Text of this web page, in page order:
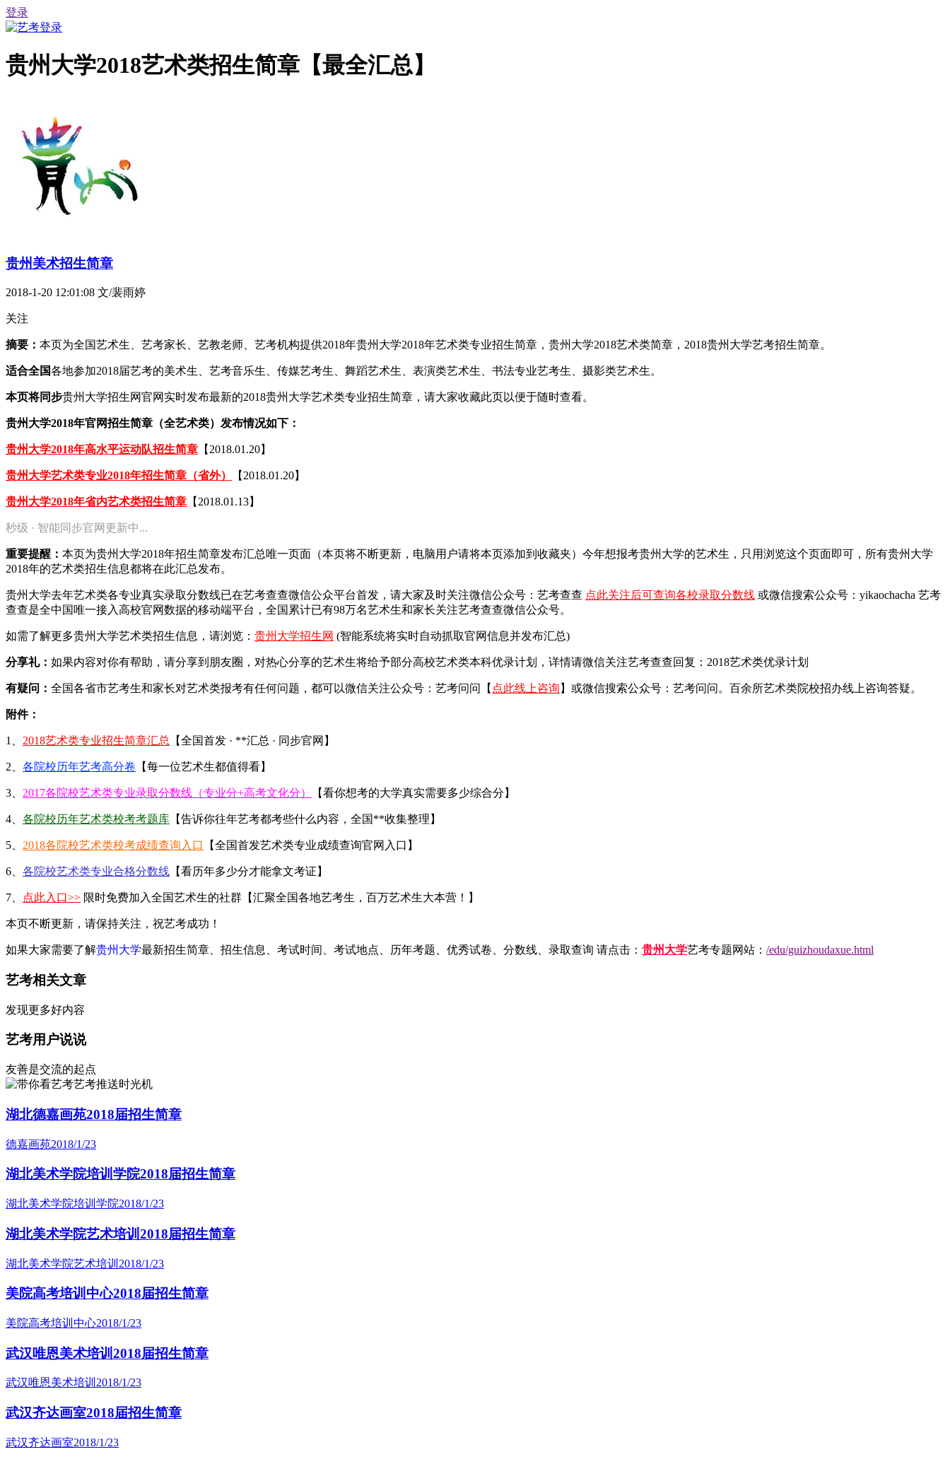
登录
贵州大学2018艺术类招生简章【最全汇总】
贵州美术招生简章
2018-1-20 12:01:08 文/裴雨婷
关注
摘要： 本页为全国艺术生、艺考家长、艺教老师、艺考机构提供2018年贵州大学2018年艺术类专业招生简章，贵州大学2018艺术类简章，2018贵州大学艺考招生简章。
适合全国各地参加2018届艺考的美术生、艺考音乐生、传媒艺考生、舞蹈艺术生、表演类艺术生、书法专业艺考生、摄影类艺术生。
本页将同步贵州大学招生网官网实时发布最新的2018贵州大学艺术类专业招生简章，请大家收藏此页以便于随时查看。
贵州大学2018年官网招生简章（全艺术类）发布情况如下：
贵州大学2018年高水平运动队招生简章 【2018.01.20】
贵州大学艺术类专业2018年招生简章（省外） 【2018.01.20】
贵州大学2018年省内艺术类招生简章 【2018.01.13】
秒级 · 智能同步官网更新中...
重要提醒： 本页为贵州大学2018年招生简章发布汇总唯一页面（本页将不断更新，电脑用户请将本页添加到收藏夹）今年想报考贵州大学的艺术生，只用浏览这个页面即可，所有贵州大学
2018年的艺术类招生信息都将在此汇总发布。
贵州大学去年艺术类各专业真实录取分数线已在艺考查查微信公众平台首发， 请大家及时关注微信公众号：艺考查查 点此关注后可查询各校录取分数线 或微信搜索公众号：yikaochacha 艺考
查查是全中国唯一接入高校官网数据的移动端平台，全国累计已有98万名艺术生和家长关注艺考查查微信公众号。
如需了解更多贵州大学艺术类招生信息，请浏览： 贵州大学招生网 (智能系统将实时自动抓取官网信息并发布汇总)
分享礼： 如果内容对你有帮助，请分享到朋友圈，对热心分享的艺术生将给予部分高校艺术类本科优录计划，详情请微信关注艺考查查回复：2018艺术类优录计划
有疑问： 全国各省市艺考生和家长对艺术类报考有任何问题，都可以微信关注公众号：艺考问问【 点此线上咨询 】或微信搜索公众号：艺考问问。百余所艺术类院校招办线上咨询答疑。
附件：
1、 2018艺术类专业招生简章汇总 【全国首发 · **汇总 · 同步官网】
2、 各院校历年艺考高分卷 【每一位艺术生都值得看】
3、 2017各院校艺术类专业录取分数线（专业分+高考文化分） 【看你想考的大学真实需要多少综合分】
4、 各院校历年艺术类校考考题库 【告诉你往年艺考都考些什么内容，全国**收集整理】
5、 2018各院校艺术类校考成绩查询入口 【全国首发艺术类专业成绩查询官网入口】
6、 各院校艺术类专业合格分数线 【看历年多少分才能拿文考证】
7、 点此入口>> 限时免费加入全国艺术生的社群【汇聚全国各地艺考生，百万艺术生大本营！】
本页不断更新，请保持关注，祝艺考成功！
如果大家需要了解贵州大学最新招生简章、招生信息、考试时间、考试地点、历年考题、优秀试卷、分数线、录取查询 请点击： 贵州大学艺考专题网站： /edu/guizhoudaxue.html
艺考相关文章
发现更多好内容
艺考用户说说
友善是交流的起点
艺考推送时光机
湖北德嘉画苑2018届招生简章
德嘉画苑2018/1/23
湖北美术学院培训学院2018届招生简章
湖北美术学院培训学院2018/1/23
湖北美术学院艺术培训2018届招生简章
湖北美术学院艺术培训 2018/1/23
美院高考培训中心2018届招生简章
美院高考培训中心2018/1/23
武汉唯恩美术培训2018届招生简章
武汉唯恩美术培训 2018/1/23
武汉齐达画室2018届招生简章
武汉齐达画室2018/1/23